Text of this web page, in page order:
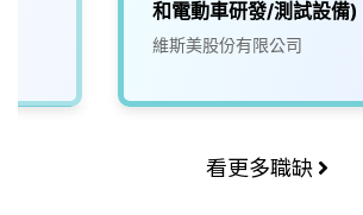
和電動車研發/測試設備)
維斯美股份有限公司
看更多職缺